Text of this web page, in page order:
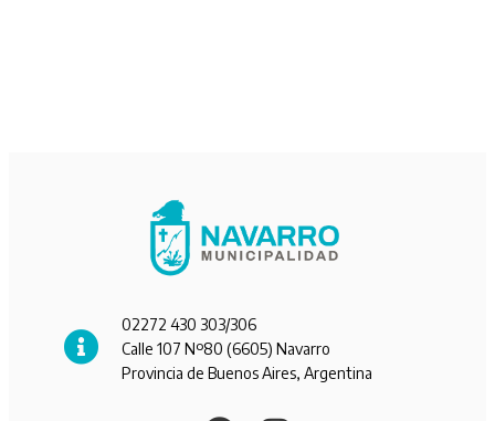
02272 430 303/306
Calle 107 Nº80 (6605) Navarro
Provincia de Buenos Aires, Argentina